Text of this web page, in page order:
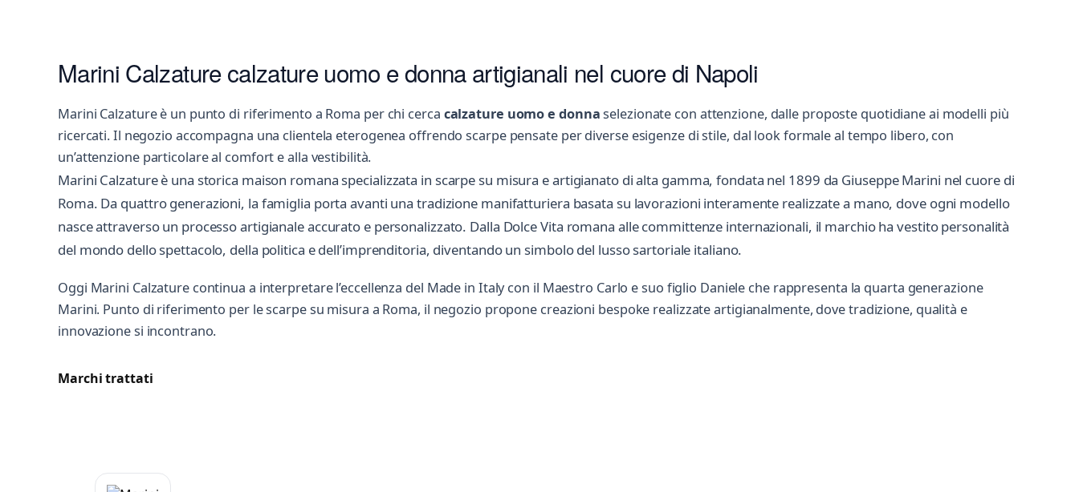
Marini Calzature calzature uomo e donna artigianali nel cuore di Napoli
Marini Calzature è un punto di riferimento a Roma per chi cerca calzature uomo e donnaselezionate con attenzione, dalle proposte quotidiane ai modelli più
ricercati. Il negozio accompagna una clientela eterogenea offrendo scarpe pensate per diverse esigenze di stile, dal look formale al tempo libero, con
un’attenzione particolare al comfort e alla vestibilità.
Marini Calzature è una storica maison romana specializzata in scarpe su misura e artigianato di alta gamma, fondata nel 1899 da Giuseppe Marini nel cuore di
Roma. Da quattro generazioni, la famiglia porta avanti una tradizione manifatturiera basata su lavorazioni interamente realizzate a mano, dove ogni modello
nasce attraverso un processo artigianale accurato e personalizzato. Dalla Dolce Vita romana alle committenze internazionali, il marchio ha vestito personalità
del mondo dello spettacolo, della politica e dell’imprenditoria, diventando un simbolo del lusso sartoriale italiano.
Oggi Marini Calzature continua a interpretare l’eccellenza del Made in Italy con il Maestro Carlo e suo figlio Daniele che rappresenta la quarta generazione
Marini. Punto di riferimento per le scarpe su misura a Roma, il negozio propone creazioni bespoke realizzate artigianalmente, dove tradizione, qualità e
innovazione si incontrano.
Marchi trattati